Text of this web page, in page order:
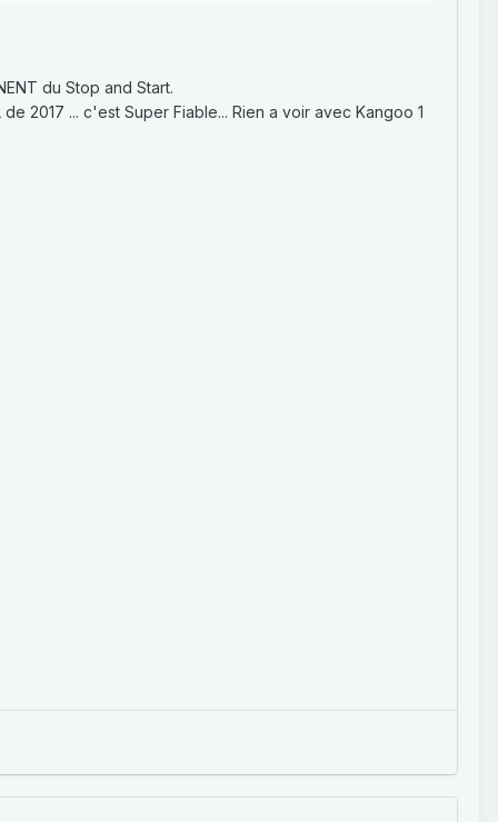
du Stop and Start.
2017 ... c'est Super Fiable... Rien a voir avec Kangoo 1